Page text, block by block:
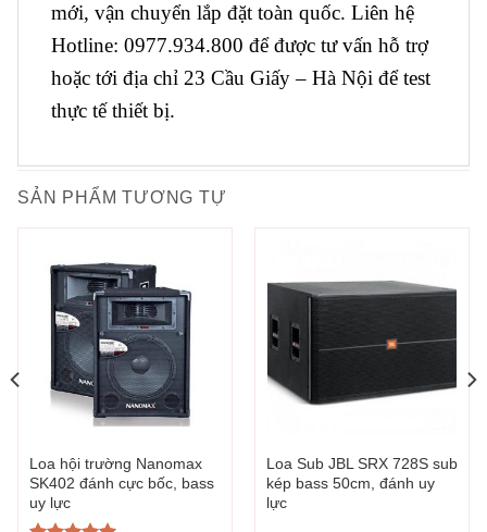
mới, vận chuyển lắp đặt toàn quốc. Liên hệ
Hotline: 0977.934.800 để được tư vấn hỗ trợ
hoặc tới địa chỉ 23 Cầu Giấy – Hà Nội để test
thực tế thiết bị.
SẢN PHẨM TƯƠNG TỰ
Loa hội trường Nanomax
SK402 đánh cực bốc, bass
uy lực
Loa Sub JBL SRX 728S sub
kép bass 50cm, đánh uy
lực